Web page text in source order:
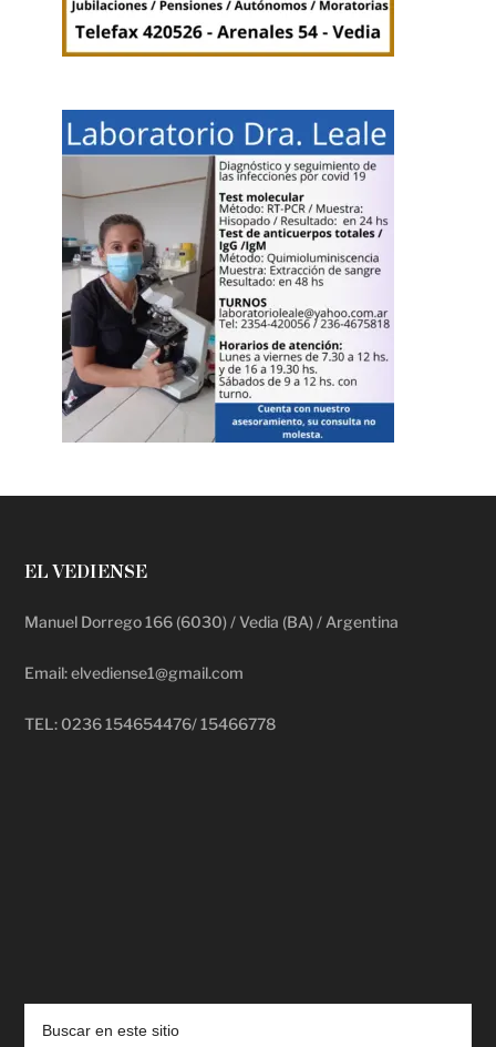
EL VEDIENSE
Manuel Dorrego 166 (6030) / Vedia (BA) / Argentina
Email: elvediense1@gmail.com
TEL: 0236 154654476/ 15466778